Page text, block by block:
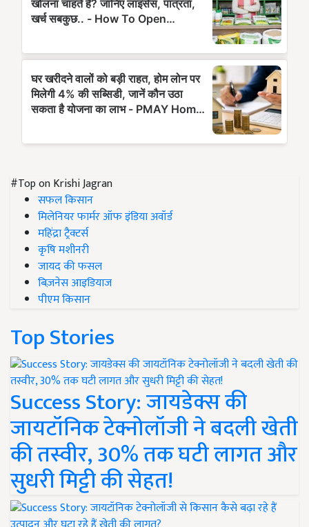
#Top on Krishi Jagran
सफल किसान
मिलेनियर फार्मर ऑफ इंडिया अवॉर्ड
महिंद्रा ट्रैक्टर्स
कृषि मशीनरी
जायद की फसल
बिज़नेस आइडियाज
पीएम किसान
Top Stories
Success Story: जायडेक्स की
जायटॉनिक टेक्नोलॉजी ने बदली खेती
की तस्वीर, 30% तक घटी लागत और
सुधरी मिट्टी की सेहत!